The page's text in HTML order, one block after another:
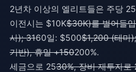
2년차 이상의 엘리트들은 주당 25
이전시는 $10K$30K)를 벌어들
사); 3160일: $500$1,200 (테마
기반), 휴일 +150200%.
세금으로 2530%, 장비 재투자로